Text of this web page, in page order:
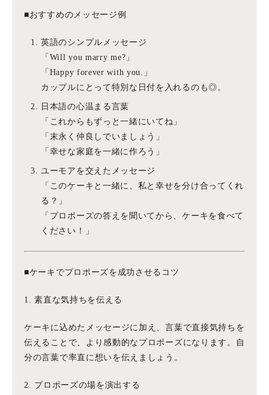
■おすすめのメッセージ例
英語のシンプルメッセージ
「Will you marry me?」
「Happy forever with you.」
カップルにとって特別な日付を入れるのも◎。
日本語の心温まる言葉
「これからもずっと一緒にいてね」
「末永く仲良しでいましょう」
「幸せな家庭を一緒に作ろう」
ユーモアを交えたメッセージ
「このケーキと一緒に、私と幸せを分け合ってくれ
る？」
「プロポーズの答えを聞いてから、ケーキを食べて
ください！」
■ケーキでプロポーズを成功させるコツ
1. 素直な気持ちを伝える
ケーキに込めたメッセージに加え、言葉で直接気持ちを
伝えることで、より感動的なプロポーズになります。自
分の言葉で率直に想いを伝えましょう。
2. プロポーズの場を演出する